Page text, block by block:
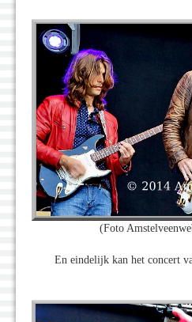
(Foto
En eindelijk kan het concert